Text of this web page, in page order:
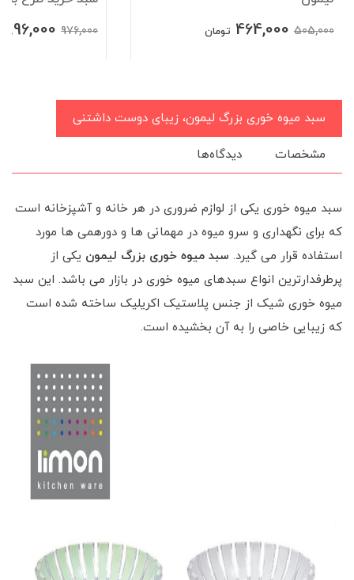
505,000
464,000 تومان 976,000
896,000
سبد میوه خوری بزرگ لیمون، زیبای دوست داشتنی
مشخصات دیدگاه‌ها
سبد میوه خوری یکی از لوازم ضروری در هر خانه و آشپزخانه است
که برای نگهداری و سرو میوه در مهمانی ها و دورهمی ها مورد
استفاده قرار می گیرد. سبد میوه خوری بزرگ لیمون یکی از
پرطرفدارترین انواع سبدهای میوه خوری در بازار می باشد. این سبد
میوه خوری شیک از جنس پلاستیک اکریلیک ساخته شده است
که زیبایی خاصی را به آن بخشیده است.